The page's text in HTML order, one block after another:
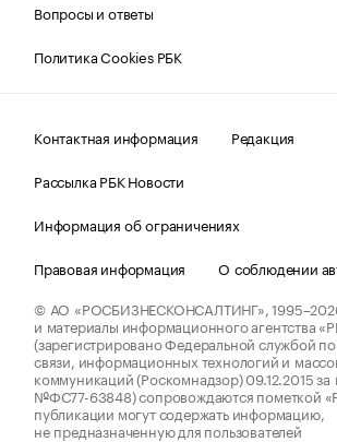
Вопросы и ответы
Политика Cookies РБК
Контактная информация
Редакция
Рассылка РБК Новости
Информация об ограничениях
Правовая информация
О соблюдении
© АО «РОСБИЗНЕСКОНСАЛТИНГ»,
и материалы информационного агентства
(зарегистрировано Федеральной службой
связи, информационных технологий и
коммуникаций (Роскомнадзор) 09.12.2015
№ФС77-63848) сопровождаются пометкой
публикации могут содержать информацию,
не предназначенную для пользователей